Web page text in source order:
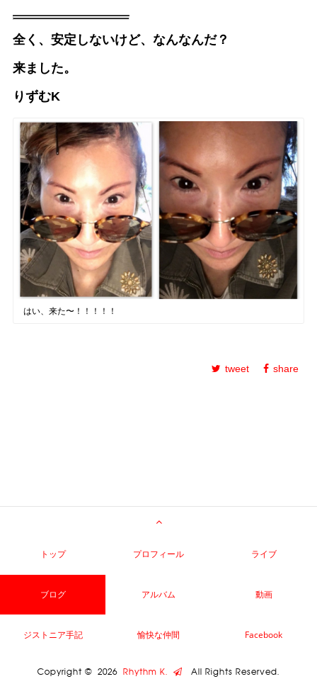
全く、安定しないけど、なんなんだ？
来ました。
りずむK
はい、来た〜！！！！！
tweet share
トップ プロフィール ライブ
ブログ アルバム 動画
ジストニア手記 愉快な仲間 Facebook
Copyright © 2026 Rhythm K. All Rights Reserved.